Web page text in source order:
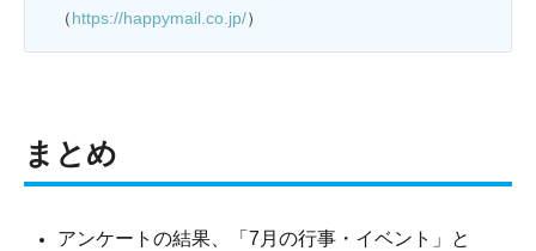
（https://happymail.co.jp/）
まとめ
アンケートの結果、「7月の行事・イベント」と